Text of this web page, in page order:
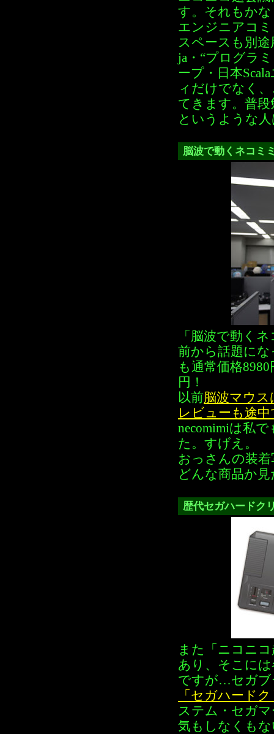
す。それもか
エンジニアコ
スペースも別
ja・“プログラ
ープ・日本
ィだけでなく
てきます。普
というような
脳波で動くネコミ
「脳波で動く
前から話題に
も通常価格
円！
以前脳波マウ
レビューも途
necomimiは私
た。すげえ。
おっさんの装
どんな商品か
歴代セガハードク
また「ニコニ
あり、そこに
ですが…セガブ
「セガハード
ステム・セガ
気もしなくも